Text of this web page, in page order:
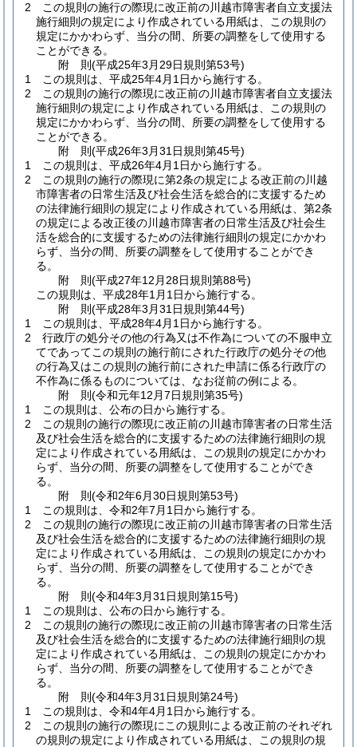
2
この規則の施行の際現に改正前の川越市障害者自立支援法
施行細則の規定により作成されている用紙は、この規則の
規定にかかわらず、当分の間、所要の調整をして使用する
ことができる。
附 則(平成25年3月29日規則第53号)
1
この規則は、平成25年4月1日から施行する。
2
この規則の施行の際現に改正前の川越市障害者自立支援法
施行細則の規定により作成されている用紙は、この規則の
規定にかかわらず、当分の間、所要の調整をして使用する
ことができる。
附 則(平成26年3月31日規則第45号)
1
この規則は、平成26年4月1日から施行する。
2
この規則の施行の際現に第2条の規定による改正前の川越
市障害者の日常生活及び社会生活を総合的に支援するため
の法律施行細則の規定により作成されている用紙は、第2条
の規定による改正後の川越市障害者の日常生活及び社会生
活を総合的に支援するための法律施行細則の規定にかかわ
らず、当分の間、所要の調整をして使用することができ
る。
附 則(平成27年12月28日規則第88号)
この規則は、平成28年1月1日から施行する。
附 則(平成28年3月31日規則第44号)
1
この規則は、平成28年4月1日から施行する。
2
行政庁の処分その他の行為又は不作為についての不服申立
てであってこの規則の施行前にされた行政庁の処分その他
の行為又はこの規則の施行前にされた申請に係る行政庁の
不作為に係るものについては、なお従前の例による。
附 則(令和元年12月7日規則第35号)
1
この規則は、公布の日から施行する。
2
この規則の施行の際現に改正前の川越市障害者の日常生活
及び社会生活を総合的に支援するための法律施行細則の規
定により作成されている用紙は、この規則の規定にかかわ
らず、当分の間、所要の調整をして使用することができ
る。
附 則(令和2年6月30日規則第53号)
1
この規則は、令和2年7月1日から施行する。
2
この規則の施行の際現に改正前の川越市障害者の日常生活
及び社会生活を総合的に支援するための法律施行細則の規
定により作成されている用紙は、この規則の規定にかかわ
らず、当分の間、所要の調整をして使用することができ
る。
附 則(令和4年3月31日規則第15号)
1
この規則は、公布の日から施行する。
2
この規則の施行の際現に改正前の川越市障害者の日常生活
及び社会生活を総合的に支援するための法律施行細則の規
定により作成されている用紙は、この規則の規定にかかわ
らず、当分の間、所要の調整をして使用することができ
る。
附 則(令和4年3月31日規則第24号)
1
この規則は、令和4年4月1日から施行する。
2
この規則の施行の際現にこの規則による改正前のそれぞれ
の規則の規定により作成されている用紙は、この規則の規